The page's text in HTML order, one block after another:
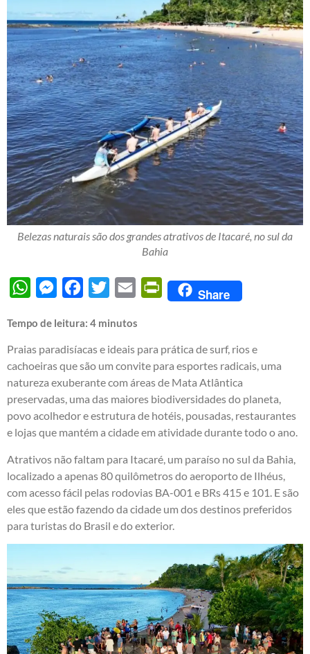
Belezas naturais são dos grandes atrativos de Itacaré, no sul da
Bahia
WhatsAppMessengerFacebook
Twitter Email PrintFriendly
Share
Tempo de leitura: 4 minutos
Praias paradisíacas e ideais para prática de surf, rios e
cachoeiras que são um convite para esportes radicais, uma
natureza exuberante com áreas de Mata Atlântica
preservadas, uma das maiores biodiversidades do planeta,
povo acolhedor e estrutura de hotéis, pousadas, restaurantes
e lojas que mantém a cidade em atividade durante todo o ano.
Atrativos não faltam para Itacaré, um paraíso no sul da Bahia,
localizado a apenas 80 quilômetros do aeroporto de Ilhéus,
com acesso fácil pelas rodovias BA-001 e BRs 415 e 101. E são
eles que estão fazendo da cidade um dos destinos preferidos
para turistas do Brasil e do exterior.